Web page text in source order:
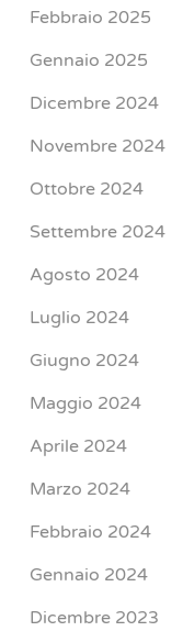
Febbraio 2025
Gennaio 2025
Dicembre 2024
Novembre 2024
Ottobre 2024
Settembre 2024
Agosto 2024
Luglio 2024
Giugno 2024
Maggio 2024
Aprile 2024
Marzo 2024
Febbraio 2024
Gennaio 2024
Dicembre 2023